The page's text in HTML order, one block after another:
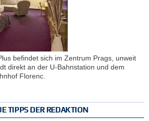
befindet sich im Zentrum Prags, unweit
direkt an der U-Bahnstation und dem
Florenc.
TIPPS DER REDAKTION